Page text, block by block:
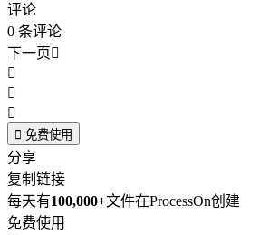
评论
0 条评论
下一页



 免费使用
分享
复制链接
每天有100,000+文件在ProcessOn创建
免费使用